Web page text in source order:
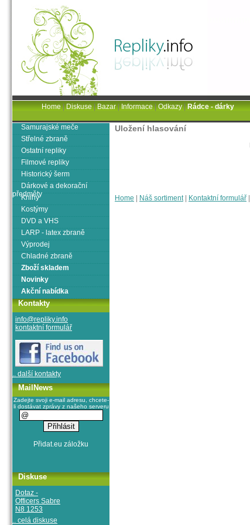
Uložení hlasování
Home Náš sortiment| Kontaktní formulář
Samurajské meče
Střelné zbraně
Ostatní repliky
Filmové repliky
Historický šerm
Dárkové a dekorační
předměty
Knihy
Kostýmy
DVD a VHS
LARP - latex zbraně
Výprodej
Chladné zbraně
Zboží skladem
Novinky
Akční nabídka
Kontakty
info@repliky.info
kontaktní formulář
.. další kontakty
MailNews
Zadejte svoji e-mail adresu, chcete-
li dostávat zprávy z našeho serveru
Diskuse
Dotaz -
Officers Sabre
N8 1253
.. celá diskuse
Home|Diskuse|Bazar|Informace|Odkazy|Rádce - dárky